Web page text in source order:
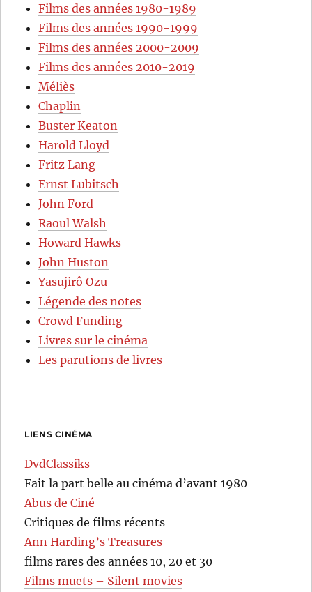
Films des années 1980-1989
Films des années 1990-1999
Films des années 2000-2009
Films des années 2010-2019
Méliès
Chaplin
Buster Keaton
Harold Lloyd
Fritz Lang
Ernst Lubitsch
John Ford
Raoul Walsh
Howard Hawks
John Huston
Yasujirô Ozu
Légende des notes
Crowd Funding
Livres sur le cinéma
Les parutions de livres
LIENS CINÉMA
DvdClassiks
Fait la part belle au cinéma d’avant 1980
Abus de Ciné
Critiques de films récents
Ann Harding’s Treasures
films rares des années 10, 20 et 30
Films muets – Silent movies